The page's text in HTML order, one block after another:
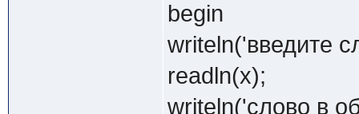
begin
writeln('введите
readln(x);
writeln('слово в